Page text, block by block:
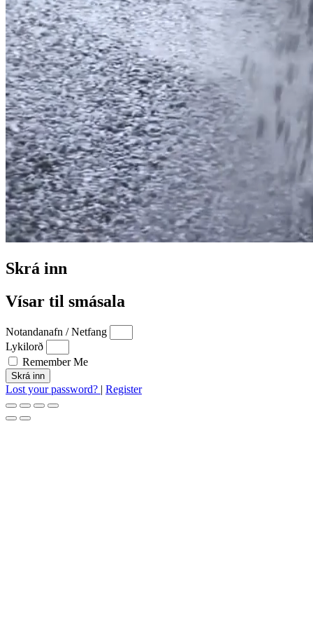
Skrá inn
Vísar til smásala
Notandanafn / Netfang
Lykilorð
Remember Me
Skrá inn
Lost your password? | Register